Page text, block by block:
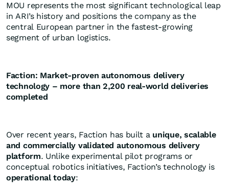
MOU represents the most significant technological leap
in ARI’s history and positions the company as the
central European partner in the fastest-growing
segment of urban logistics.
Faction: Market-proven autonomous delivery
technology – more than 2,200 real-world deliveries
completed
Over recent years, Faction has built a unique, scalable
and commercially validated autonomous delivery
platform. Unlike experimental pilot programs or
conceptual robotics initiatives, Faction’s technology is
operational today: